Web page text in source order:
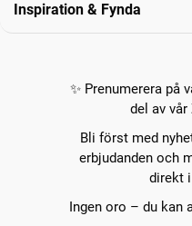
Inspiration & Fynda
✨ Prenumerera på
del av
Bli först med
erbjudanden och
direkt
Ingen oro – du kan